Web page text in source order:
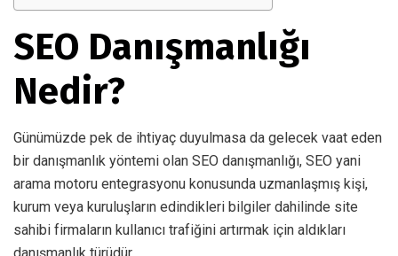
SEO Danışmanlığı
Nedir?
Günümüzde pek de ihtiyaç duyulmasa da gelecek vaat eden
bir danışmanlık yöntemi olan SEO danışmanlığı, SEO yani
arama motoru entegrasyonu konusunda uzmanlaşmış kişi,
kurum veya kuruluşların edindikleri bilgiler dahilinde site
sahibi firmaların kullanıcı trafiğini artırmak için aldıkları